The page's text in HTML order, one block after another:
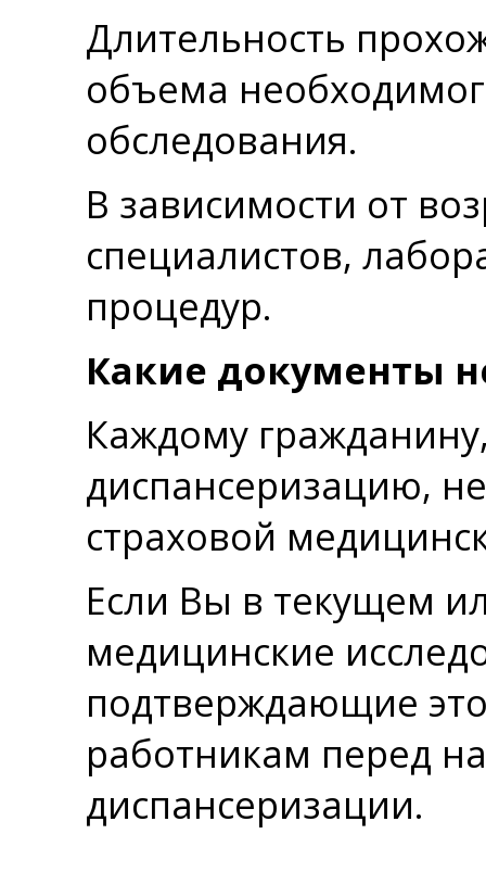
Длительность
объема
обследования.
В зависимости от
специалистов,
процедур.
Какие документы
Каждому
диспансеризацию,
страховой
Если Вы в текущем
медицинские
подтверждающие
работникам перед
диспансеризации.